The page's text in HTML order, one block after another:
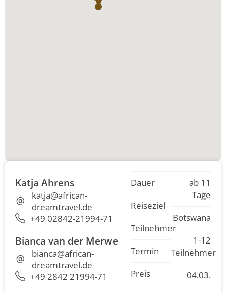
Katja Ahrens
katja@african-
dreamtravel.de
+49 02842-21994-71
Bianca van der Merwe
bianca@african-
dreamtravel.de
+49 2842 21994-71
Dauer
Reiseziel
Teilnehmer
Termin
Preis
ab 11
Tage
Botswana
1-12
Teilnehmer
04.03.